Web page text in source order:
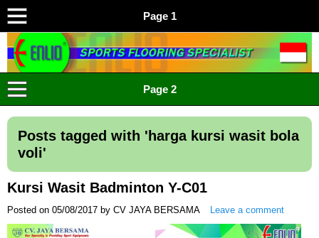
Page 1
ENLIO INDONESIA
Menyediakan Karpet Lapangan Olahraga Yang Lengkap
Page 2
Posts tagged with ' harga kursi wasit bola
voli'
Kursi Wasit Badminton Y-C01
Posted on 05/08/2017 by CV JAYA BERSAMA Leave a comment